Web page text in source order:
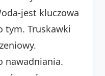
jest kluczowa
tym. Truskawki
nawadniania.